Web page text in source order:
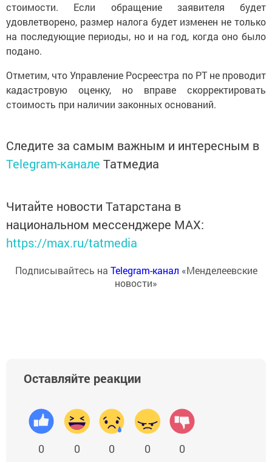
стоимости. Если обращение заявителя будет
удовлетворено, размер налога будет изменен не только
на последующие периоды, но и на год, когда оно было
подано.
Отметим, что Управление Росреестра по РТ не проводит
кадастровую оценку, но вправе скорректировать
стоимость при наличии законных оснований.
Следите за самым важным и интересным в
Telegram-канале Татмедиа
Читайте новости Татарстана в
национальном мессенджере MАХ:
https://max.ru/tatmedia
Подписывайтесь на Telegram-канал «Менделеевские
новости»
Оставляйте реакции
0 0 0 0 0